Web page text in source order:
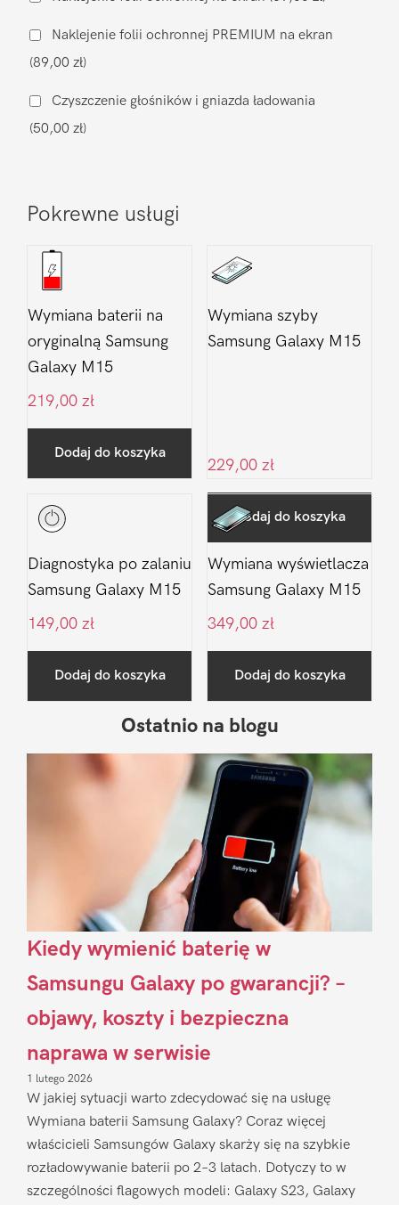
Samsung
Galaxy
M15
Naklejenie folii ochronnej PREMIUM na ekran
(89,00 zł)
Czyszczenie głośników i gniazda ładowania
(50,00 zł)
Pokrewne usługi
Wymiana baterii na
oryginalną Samsung
Galaxy M15
219,00 zł
Dodaj do koszyka
Wymiana szyby
Samsung Galaxy M15
229,00 zł
Dodaj do koszyka
Diagnostyka po zalaniu
Samsung Galaxy M15
149,00 zł
Dodaj do koszyka
Wymiana wyświetlacza
Samsung Galaxy M15
349,00 zł
Dodaj do koszyka
Sidebar
Ostatnio na blogu
Kiedy wymienić baterię w
Samsungu Galaxy po gwarancji? –
objawy, koszty i bezpieczna
naprawa w serwisie
1 lutego 2026
W jakiej sytuacji warto zdecydować się na usługę
Wymiana baterii Samsung Galaxy? Coraz więcej
właścicieli Samsungów Galaxy skarży się na szybkie
rozładowywanie baterii po 2–3 latach. Dotyczy to w
szczególności flagowych modeli: Galaxy S23, Galaxy